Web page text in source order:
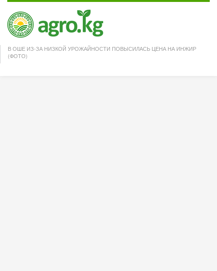
В ОШЕ ИЗ-ЗА НИЗКОЙ УРОЖАЙНОСТИ ПОВЫСИЛАСЬ ЦЕНА НА ИНЖИР
(ФОТО)